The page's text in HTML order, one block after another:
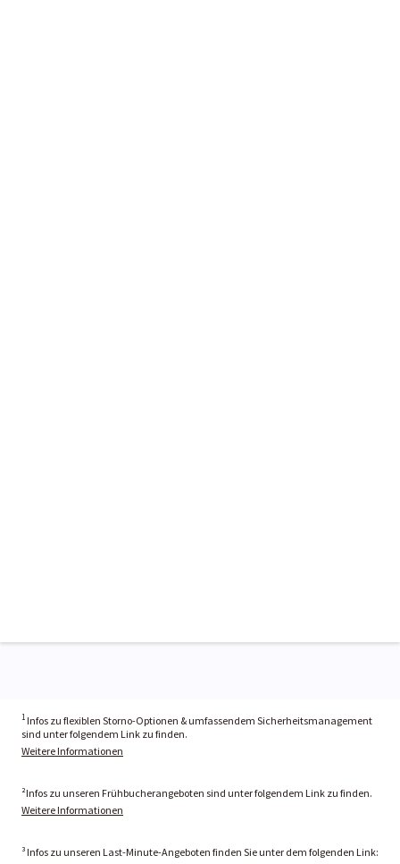
1 Infos zu flexiblen Storno-Optionen & umfassendem Sicherheitsmanagement
sind unter folgendem Link zu finden.
Weitere Informationen
²Infos zu unseren Frühbucherangeboten sind unter folgendem Link zu finden.
Weitere Informationen
³ Infos zu unseren Last-Minute-Angeboten finden Sie unter dem folgenden Link: